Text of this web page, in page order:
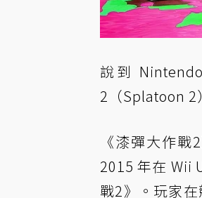
說到 Nintendo
2（Splatoon 2
《漆彈大作
2015 年在 Wii
戰2》。玩家